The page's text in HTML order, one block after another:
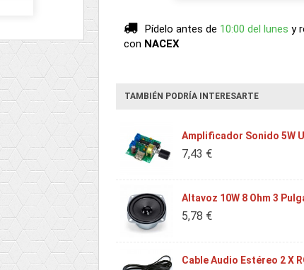
Pídelo antes de 10:00 del lunes y
con NACEX
TAMBIÉN PODRÍA INTERESARTE
Amplificador Sonido 5W
7,43 €
Altavoz 10W 8 Ohm 3
5,78 €
Cable Audio Estéreo 2 X